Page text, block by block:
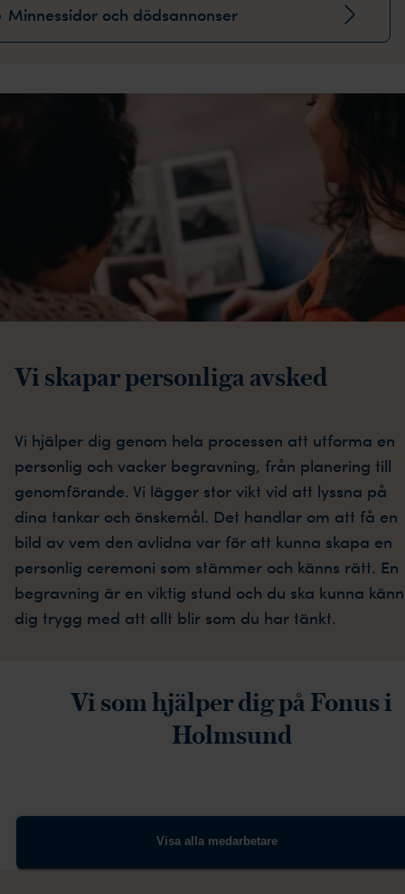
Minnessidor och dödsannonser
Vi skapar personliga avsked
Vi hjälper dig genom hela processen att utforma en
personlig och vacker begravning, från planering till
genomförande. Vi lägger stor vikt vid att lyssna på
dina tankar och önskemål. Det handlar om att få en
bild av vem den avlidna var för att kunna skapa en
personlig ceremoni som stämmer och känns rätt. En
begravning är en viktig stund och du ska kunna
dig trygg med att allt blir som du har tänkt.
Vi som hjälper dig på Fonus i
Holmsund
Visa alla medarbetare